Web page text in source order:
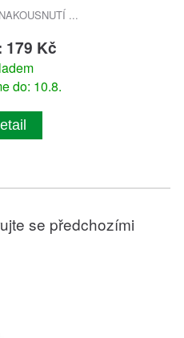
...
179 Kč
do: 10.8.
se předchozími